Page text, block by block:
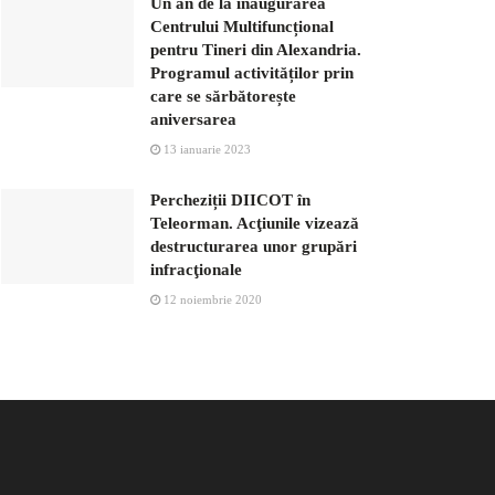
Centrului Multifuncțional
pentru Tineri din Alexandria.
Programul activităților prin
care se sărbătorește
aniversarea
13 ianuarie 2023
Percheziții DIICOT în
Teleorman. Acţiunile vizează
destructurarea unor grupări
infracţionale
12 noiembrie 2020